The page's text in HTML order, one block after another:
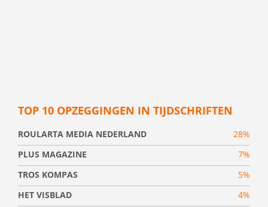
TOP 10 OPZEGGINGEN IN TIJDSCHRIFTEN
ROULARTA MEDIA NEDERLAND
28%
PLUS MAGAZINE
7%
TROS KOMPAS
5%
HET VISBLAD
4%